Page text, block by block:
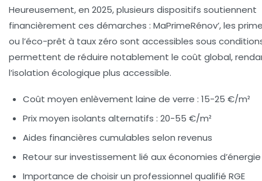
Heureusement, en 2025, plusieurs dispositifs soutiennent
financièrement ces démarches : MaPrimeRénov’, les
ou l’éco-prêt à taux zéro sont accessibles sous
permettent de réduire notablement le coût global,
l’isolation écologique plus accessible.
Coût moyen enlèvement laine de verre : 15-25 €/m²
Prix moyen isolants alternatifs : 20-55 €/m²
Aides financières cumulables selon revenus
Retour sur investissement lié aux économies d’énergie
Importance de choisir un professionnel qualifié RGE